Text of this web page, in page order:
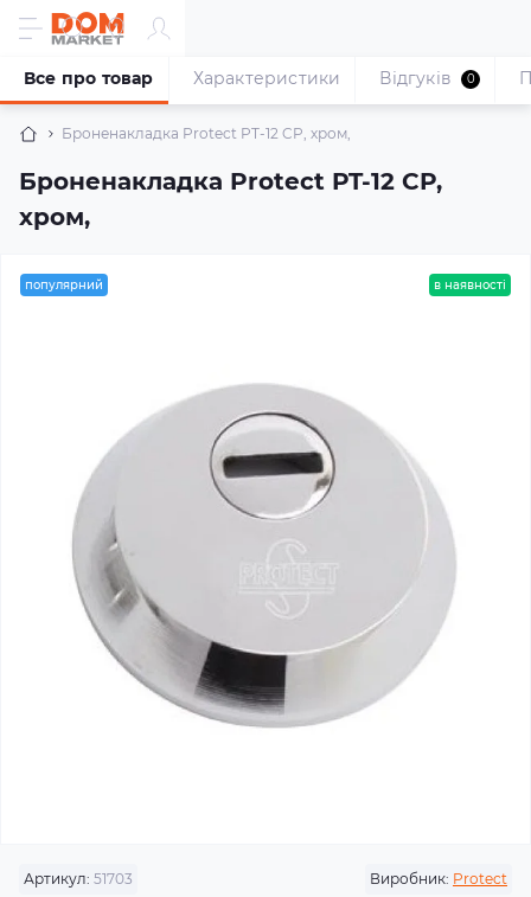
Броненакладка Protect PT-12 CP, хром,
Броненакладка Protect PT-12 CP,
хром,
Все про товар Характеристики Відгуків 0
популярний в наявності
Артикул: 51703 Виробник: Protect